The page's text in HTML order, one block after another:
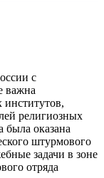
с
важна
институтов,
религиозных
была оказана
штурмового
задачи в зоне
отряда